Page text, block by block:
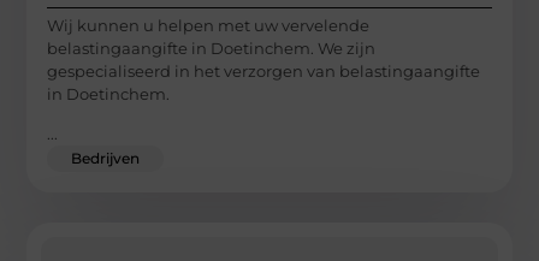
Wij kunnen u helpen met uw vervelende
belastingaangifte in Doetinchem. We zijn
gespecialiseerd in het verzorgen van belastingaangifte
in Doetinchem.
Bedrijven